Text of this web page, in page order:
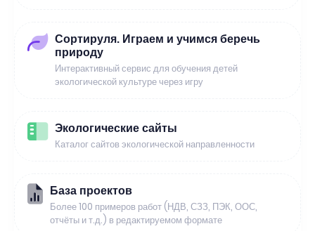
Сортируля. Играем и учимся беречь
природу
Интерактивный сервис для обучения детей
экологической культуре через игру
Экологические сайты
Каталог сайтов экологической направленности
База проектов
Более 100 примеров работ (НДВ, СЗЗ, ПЭК, ООС,
отчёты и т.д.) в редактируемом формате